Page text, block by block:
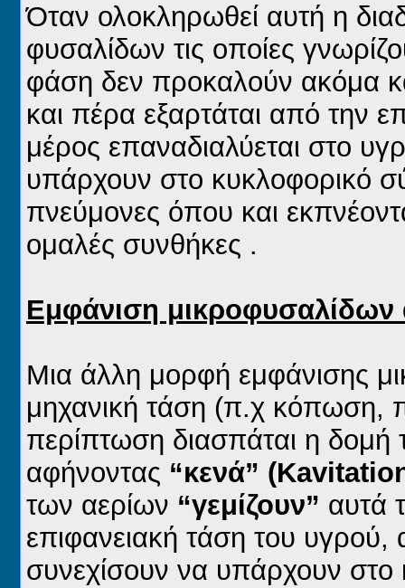
Όταν ολοκληρωθεί αυτή η
φυσαλίδων τις οποίες
φάση δεν προκαλούν ακόμα
και πέρα εξαρτάται από την
μέρος επαναδιαλύεται στο
υπάρχουν στο κυκλοφορικό
πνεύμονες όπου και
ομαλές συνθήκες .
Εμφάνιση
Μια άλλη μορφή εμφάνισης
μηχανική τάση (π.χ κόπωση,
περίπτωση διασπάται η
αφήνοντας “κενά”
των αερίων “γεμίζουν” αυτά
επιφανειακή τάση του
συνεχίσουν να υπάρχουν